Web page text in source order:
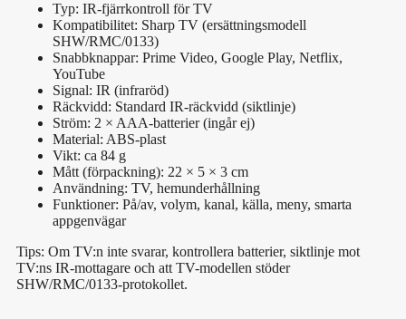
Typ: IR-fjärrkontroll för TV
Kompatibilitet: Sharp TV (ersättningsmodell
SHW/RMC/0133)
Snabbknappar: Prime Video, Google Play, Netflix,
YouTube
Signal: IR (infraröd)
Räckvidd: Standard IR-räckvidd (siktlinje)
Ström: 2 × AAA-batterier (ingår ej)
Material: ABS-plast
Vikt: ca 84 g
Mått (förpackning): 22 × 5 × 3 cm
Användning: TV, hemunderhållning
Funktioner: På/av, volym, kanal, källa, meny, smarta
appgenvägar
Tips: Om TV:n inte svarar, kontrollera batterier, siktlinje mot
TV:ns IR-mottagare och att TV-modellen stöder
SHW/RMC/0133-protokollet.